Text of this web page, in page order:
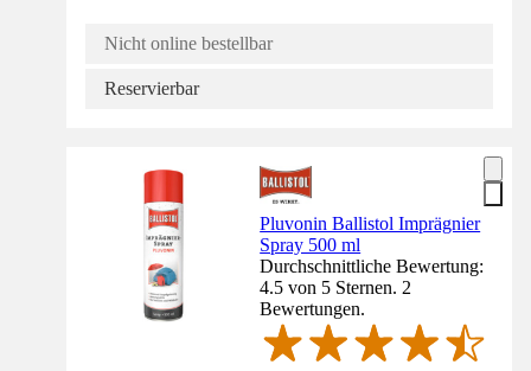
Nicht online bestellbar
Reservierbar
Pluvonin Ballistol Imprägnier
Spray 500 ml
Durchschnittliche Bewertung:
4.5 von 5 Sternen. 2
Bewertungen.